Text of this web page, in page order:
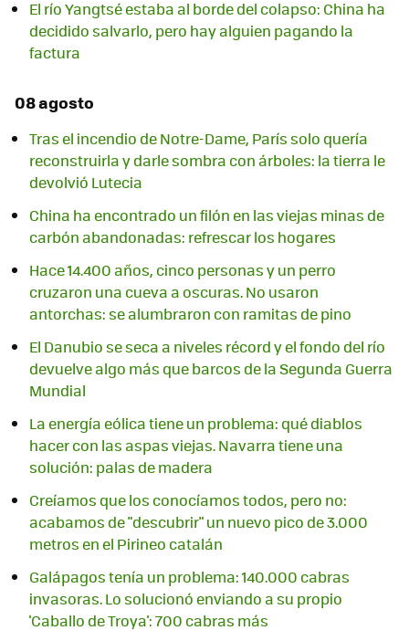
El río Yangtsé estaba al borde del colapso: China ha
decidido salvarlo, pero hay alguien pagando la
factura
08 agosto
Tras el incendio de Notre-Dame, París solo quería
reconstruirla y darle sombra con árboles: la tierra le
devolvió Lutecia
China ha encontrado un filón en las viejas minas de
carbón abandonadas: refrescar los hogares
Hace 14.400 años, cinco personas y un perro
cruzaron una cueva a oscuras. No usaron
antorchas: se alumbraron con ramitas de pino
El Danubio se seca a niveles récord y el fondo del río
devuelve algo más que barcos de la Segunda Guerra
Mundial
La energía eólica tiene un problema: qué diablos
hacer con las aspas viejas. Navarra tiene una
solución: palas de madera
Creíamos que los conocíamos todos, pero no:
acabamos de "descubrir" un nuevo pico de 3.000
metros en el Pirineo catalán
Galápagos tenía un problema: 140.000 cabras
invasoras. Lo solucionó enviando a su propio
'Caballo de Troya': 700 cabras más